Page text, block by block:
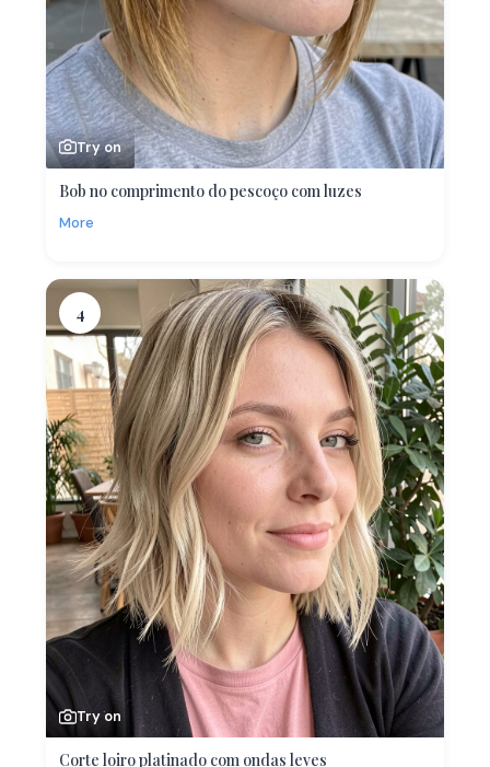
Try on
Bob no comprimento do pescoço com luzes
More
4
Try on
Corte loiro platinado com ondas leves